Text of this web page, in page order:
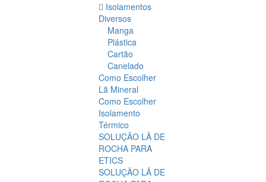
Isolamentos
Diversos
Manga
Plástica
Cartão
Canelado
Como Escolher
Lã Mineral
Como Escolher
Isolamento
Térmico
SOLUÇÃO LÃ DE
ROCHA PARA
ETICS
SOLUÇÃO LÃ DE